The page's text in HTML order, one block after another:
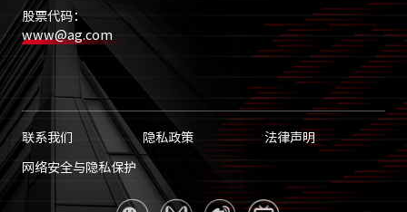
股票代码：
www@ag.com
联系我们 隐私政策 法律声明
网络安全与隐私保护